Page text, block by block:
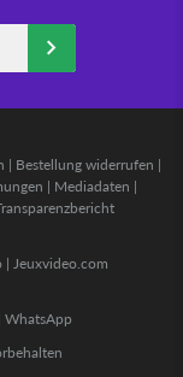
| Bestellung widerrufen |
| Mediadaten |
| Jeuxvideo.com
WhatsApp